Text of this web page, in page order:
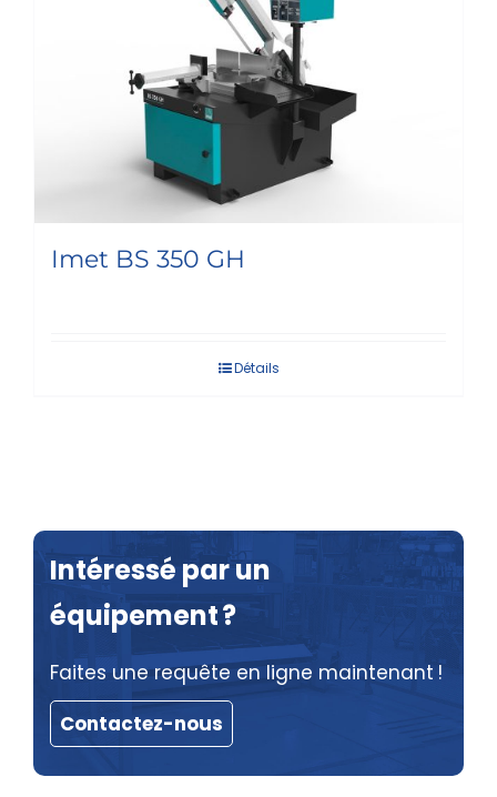
Imet BS 350 GH
Détails
Intéressé par un
équipement ?
Faites une requête en ligne maintenant !
Contactez-nous